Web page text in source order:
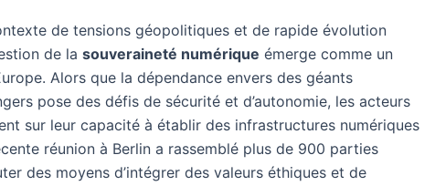
de tensions géopolitiques et de rapide évolution
de la souveraineté numérique émerge comme un
Alors que la dépendance envers des géants
pose des défis de sécurité et d’autonomie, les acteurs
sur leur capacité à établir des infrastructures numériques
réunion à Berlin a rassemblé plus de 900 parties
des moyens d’intégrer des valeurs éthiques et de